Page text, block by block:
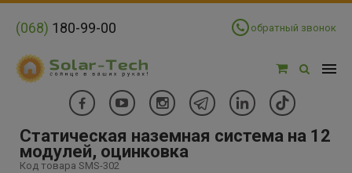
(068) 180-99-00 обратный звонок
Статическая наземная система на 12
модулей, оцинковка
Код товара SMS-302